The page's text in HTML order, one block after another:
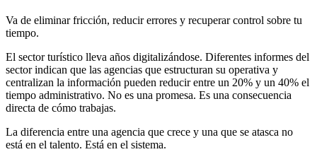
Va de eliminar fricción, reducir errores y recuperar control sobre tu
tiempo.
El sector turístico lleva años digitalizándose. Diferentes informes del
sector indican que las agencias que estructuran su operativa y
centralizan la información pueden reducir entre un 20% y un 40% el
tiempo administrativo. No es una promesa. Es una consecuencia
directa de cómo trabajas.
La diferencia entre una agencia que crece y una que se atasca no
está en el talento. Está en el sistema.